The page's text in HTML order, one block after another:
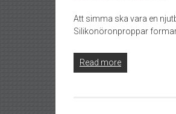
Att simma ska vara en
Silikonöronproppar
Read more